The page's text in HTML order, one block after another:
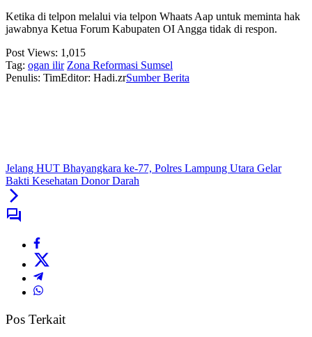
Ketika di telpon melalui via telpon Whaats Aap untuk meminta hak
jawabnya Ketua Forum Kabupaten OI Angga tidak di respon.
Post Views: 1,015
Tag: ogan ilir Zona Reformasi Sumsel
Penulis: TimEditor: Hadi.zrSumber Berita
Jelang HUT Bhayangkara ke-77, Polres Lampung Utara Gelar
Bakti Kesehatan Donor Darah
Pos Terkait